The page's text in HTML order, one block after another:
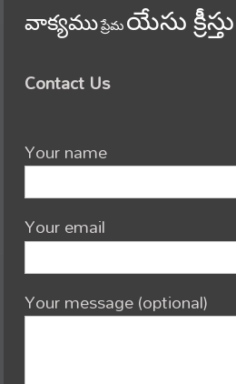
వాక్యముప్రేమ యేసు క్రీస్తు
Contact Us
Your name
Your email
Your message (optional)